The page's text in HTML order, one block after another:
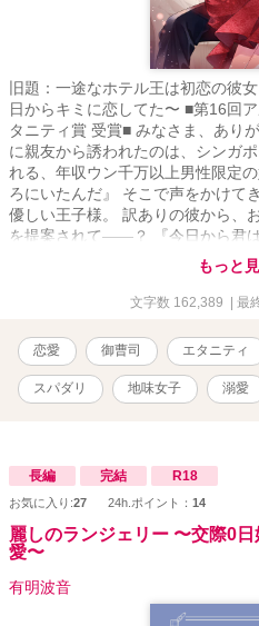
旧題：一途なホテル王は初恋の彼
日からキミに恋してた〜 ■第16回
タニティ賞 受賞■ みなさま、あり
に親友から誘われたのは、シンガ
れる、年収ウン千万以上男性限定
ろにいたんだ』 そこで声をかけて
優しい王子様。 訳ありの彼から、
を提案されて――？ 『今日から君
甘く淫らな一夜から、全てははじ
甘く求められる新婚生活で、彼に
え……？ 好きな人がいる……？ ――
箇所は『✽』マークがついており
キング１位ありがとうございまし
んのおねがい」と「さえちゃんの
書いたものです。書籍版との多少
もっと
文字数 162,389 | 最
恋愛 御曹司 エタニティ
スパダリ 地味女子 溺愛
長編 完結 R18
お気に入り:27 24h.ポイント： 14
麗しのランジェリー 〜交際0
愛〜
有明波音